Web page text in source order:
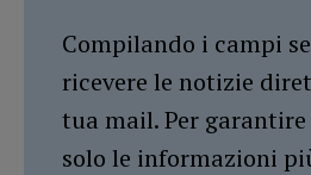
Compilando i campi
ricevere le notizie
tua mail. Per
solo le informazioni